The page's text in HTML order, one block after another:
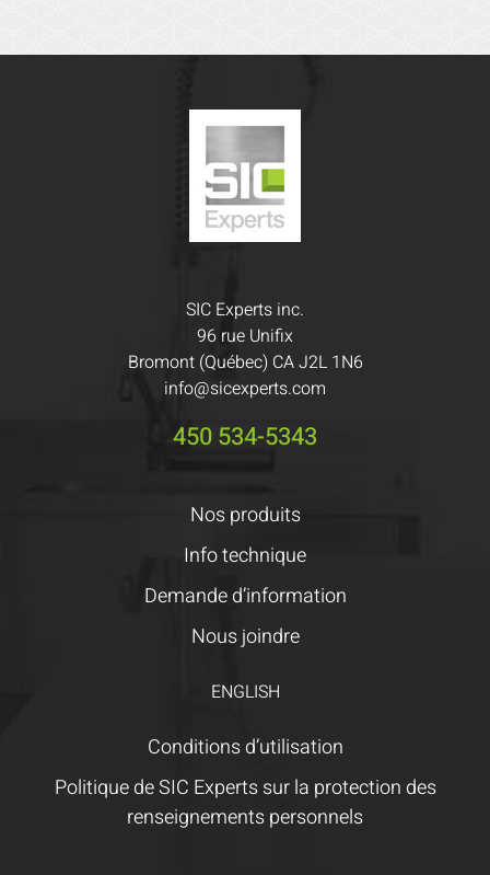
SIC Experts inc.
96 rue Unifix
Bromont (Québec) CA J2L 1N6
info@sicexperts.com
450 534-5343
Nos produits
Info technique
Demande d’information
Nous joindre
ENGLISH
Conditions d’utilisation
Politique de SIC Experts sur la protection des
renseignements personnels